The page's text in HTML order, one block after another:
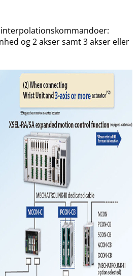
og 2 akser samt 3 akser eller